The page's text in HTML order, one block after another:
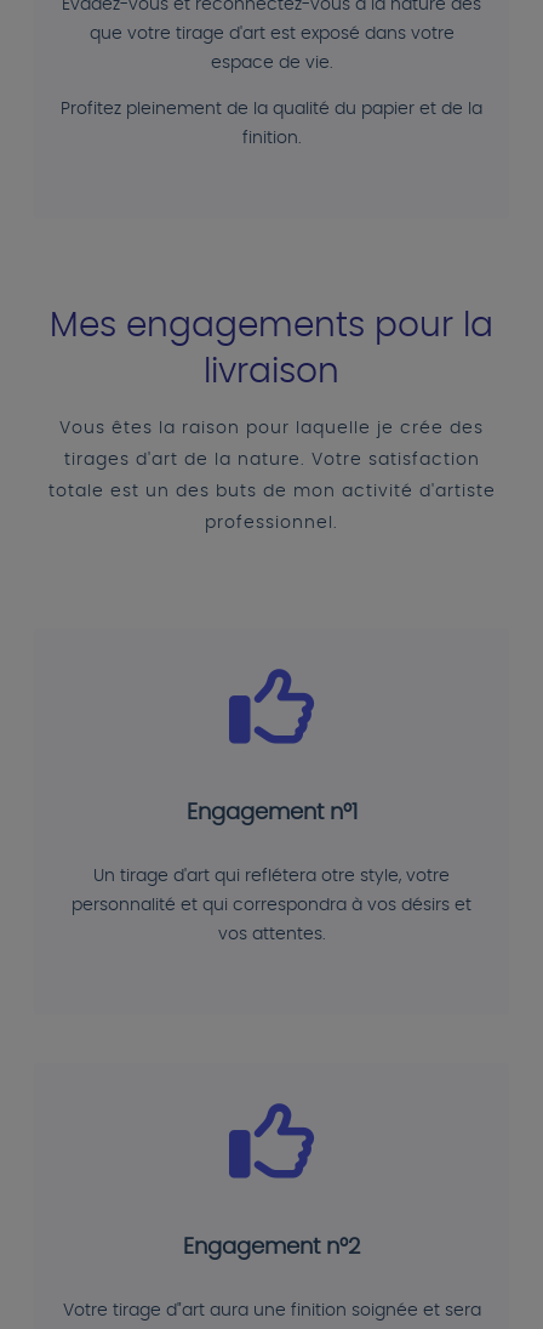
Evadez-vous et reconnectez-vous à la nature dès
que votre tirage d'art est exposé dans votre
espace de vie.
Profitez pleinement de la qualité du papier et de la
finition.
Mes engagements pour la
livraison
Vous êtes la raison pour laquelle je crée des
tirages d'art de la nature. Votre satisfaction
totale est un des buts de mon activité d'artiste
professionnel.
Engagement n°1
Un tirage d'art qui reflétera otre style, votre
personnalité et qui correspondra à vos désirs et
vos attentes.
Engagement n°2
Votre tirage d"art aura une finition soignée et sera